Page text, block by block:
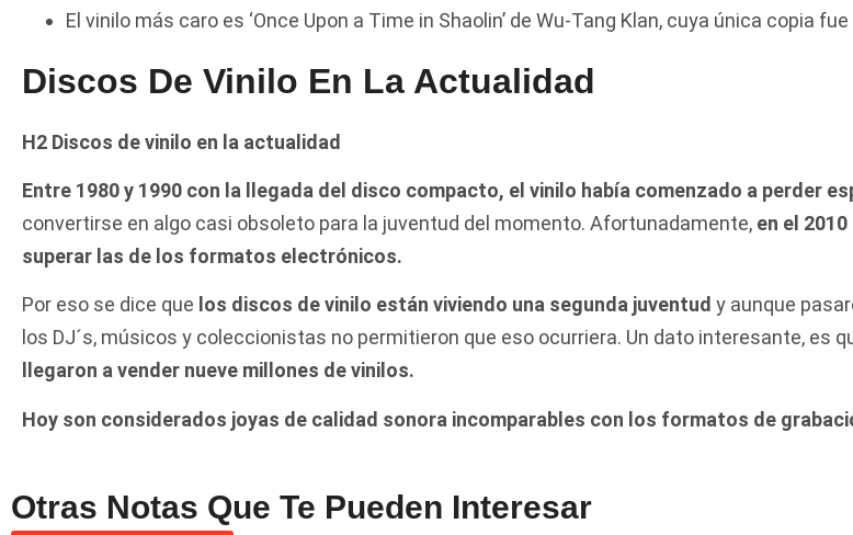
El vinilo más caro es ‘Once Upon a Time in Shaolin’ de Wu-Tang Klan, cuya única copia
Discos De Vinilo En La Actualidad
H2 Discos de vinilo en la actualidad
Entre 1980 y 1990 con la llegada del disco compacto, el vinilo había comenzado a perder
convertirse en algo casi obsoleto para la juventud del momento. Afortunadamente, en el
superar las de los formatos electrónicos.
Por eso se dice que los discos de vinilo están viviendo una segunda juventud y aunque
los DJ´s, músicos y coleccionistas no permitieron que eso ocurriera. Un dato interesante, es
llegaron a vender nueve millones de vinilos.
Hoy son considerados joyas de calidad sonora incomparables con los formatos de
Otras Notas Que Te Pueden Interesar